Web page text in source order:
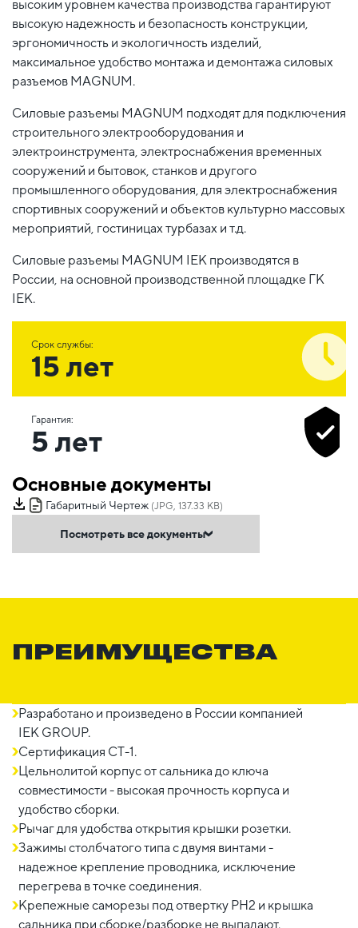
высоким уровнем качества производства гарантируют
высокую надежность и безопасность конструкции,
эргономичность и экологичность изделий,
максимальное удобство монтажа и демонтажа силовых
разъемов MAGNUM.
Силовые разъемы MAGNUM подходят для подключения
строительного электрооборудования и
электроинструмента, электроснабжения временных
сооружений и бытовок, станков и другого
промышленного оборудования, для электроснабжения
спортивных сооружений и объектов культурно массовых
мероприятий, гостиницах турбазах и т.д.
Силовые разъемы MAGNUM IEK производятся в
России, на основной производственной площадке ГК
IEK.
Срок службы:
15 лет
Гарантия:
5 лет
Основные документы
Габаритный Чертеж (JPG, 137.33 KB)
Посмотреть все документы
ПРЕИМУЩЕСТВА
Разработано и произведено в России компанией
IEK GROUP.
Сертификация СТ-1.
Цельнолитой корпус от сальника до ключа
совместимости - высокая прочность корпуса и
удобство сборки.
Рычаг для удобства открытия крышки розетки.
Зажимы столбчатого типа с двумя винтами -
надежное крепление проводника, исключение
перегрева в точке соединения.
Крепежные саморезы под отвертку PH2 и крышка
сальника при сборке/разборке не выпадают.